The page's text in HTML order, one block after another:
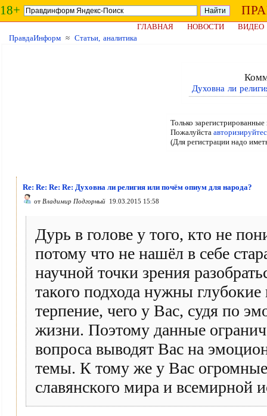
18+
ГЛАВНАЯ НОВОСТИ
ВИДЕО
ПравдаИнформ ≈ Статьи, аналитика
Духовна ли
Только
Пожалуйста
(Для регистрации надо
Re: Re: Re: Re: Духовна ли религия или почём опиум для народа?
от Владимир Подгорный 19.03.2015 15:58
Дурь в голове у того, кто не
потому что не нашёл в себе
научной точки зрения
такого подхода нужны
терпение, чего у Вас, судя по
жизни. Поэтому данные
вопроса выводят Вас на
темы. К тому же у Вас
славянского мира и всемирной